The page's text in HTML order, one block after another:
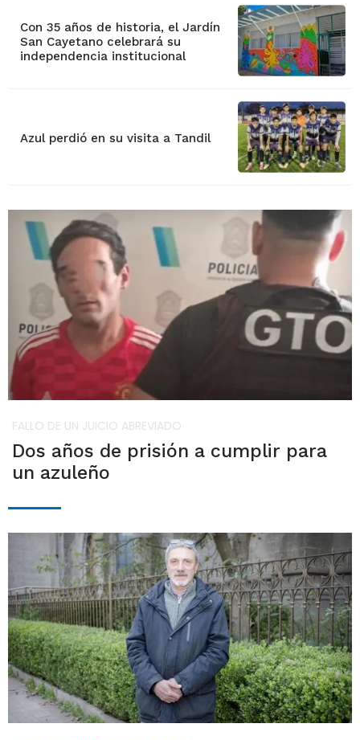
Con 35 años de historia, el Jardín
San Cayetano celebrará su
independencia institucional
Azul perdió en su visita a Tandil
FALLO DE UN JUICIO ABREVIADO
Dos años de prisión a cumplir para
un azuleño